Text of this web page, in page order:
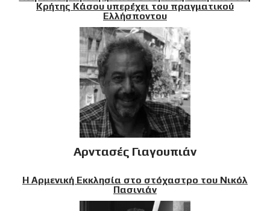
Κρήτης Κάσου υπερέχει του πραγματικού
Ελλήσποντου
Αρντασές Γιαγουπιάν
Η Αρμενική Εκκλησία στο στόχαστρο του Νικόλ
Πασινιάν